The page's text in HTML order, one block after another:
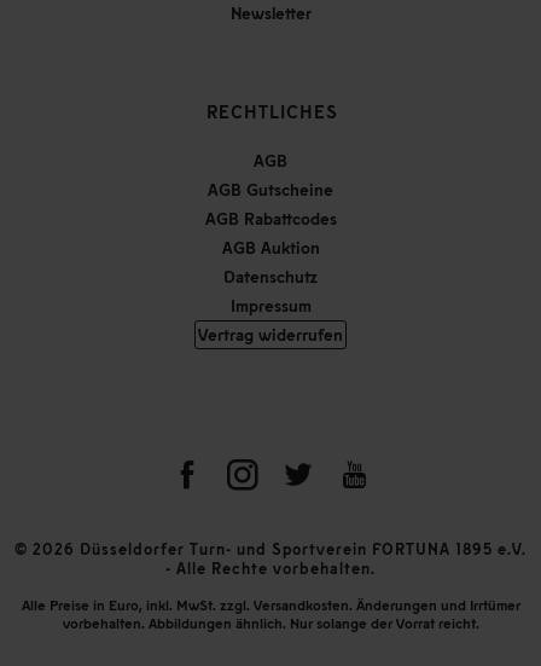
Newsletter
RECHTLICHES
AGB
AGB Gutscheine
AGB Rabattcodes
AGB Auktion
Datenschutz
Impressum
Vertrag widerrufen
© 2026 Düsseldorfer Turn- und Sportverein FORTUNA 1895 e.V.
- Alle Rechte vorbehalten.
Alle Preise in Euro, inkl. MwSt. zzgl. Versandkosten. Änderungen und Irrtümer
vorbehalten. Abbildungen ähnlich. Nur solange der Vorrat reicht.